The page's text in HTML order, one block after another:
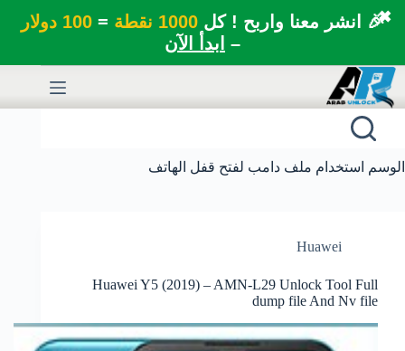
🎉 انشر معنا واربح ! كل1000 نقطة =100 دولار
– ابدأ الآن
✖
التجاوز
إلى
المحتوى
الوسم استخدام ملف دامب لفتح قفل الهاتف
Huawei
Huawei Y5 (2019) – AMN-L29 Unlock Tool Full
dump file And Nv file